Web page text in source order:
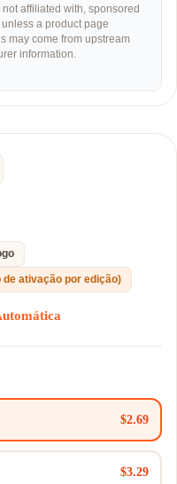
affiliated with, sponsored
a product page
may come from upstream
information.
de ativação por edição)
$2.69
$3.29